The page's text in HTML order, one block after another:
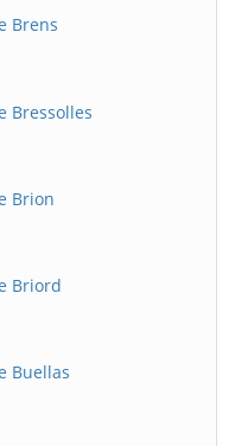
Brens
Bressolles
Brion
Briord
Buellas